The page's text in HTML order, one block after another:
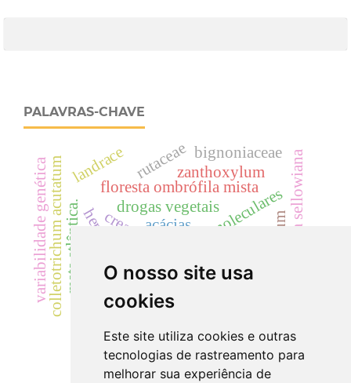
O nosso site usa
cookies
Este site utiliza cookies e outras
tecnologias de rastreamento para
melhorar sua experiência de
PALAVRAS-CHAVE
predição de interações moleculares
creatinina
dicksoniaceae dicksonia sellowiana
colletotrichum acutatum acácias
cilindrúria.
uréia
floresta ombrófila mista
hematúriadrogas vegetais
landrace zanthoxylum
rutaceae
mata atlântica.
variabilidade genética
bignoniaceae
cyp